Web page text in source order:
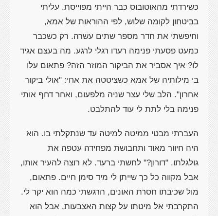
כשירדתי מהאוטובוס כבר הייתי מפוייסת. עליתי
בביטחון לקומה שלוש, לפי ההוראות של אמא,
וחיפשתי את חדר מספר שתים עשרה. רק כשכבר
כמעט פסעתי פנימה רעדו רגלי לרגע. מה בעצם אגיד
לו? איך אסביר את הביקור המוזר הזה? פתאום עלו
בי מילותיה של אמא כשציטטה את אחי: "אולי ביקור
אחרון". הלב שלי עצר שניה מלפעום, ואחר דחף אותי
פנימה בלי לתת לי עוד להתלבט.
העברתי מבטי ממיטה למיטה עד שנתקלתי בו. הוא
היה חיוור מאוד ותחבושת מפחידה עטפה את
גולגלתו. "דורון?" לחשתי ברעד. לא רוצה להעיר אותו,
אבל מקווה כל כך שייתן לי מיד סימן חיים. פתאום,
מול שכיבתו חסרת האונים, הרגשתי כמה הוא יקר לי.
התקרבתי אל מיטתו על קצות האצבעות, אבל הוא